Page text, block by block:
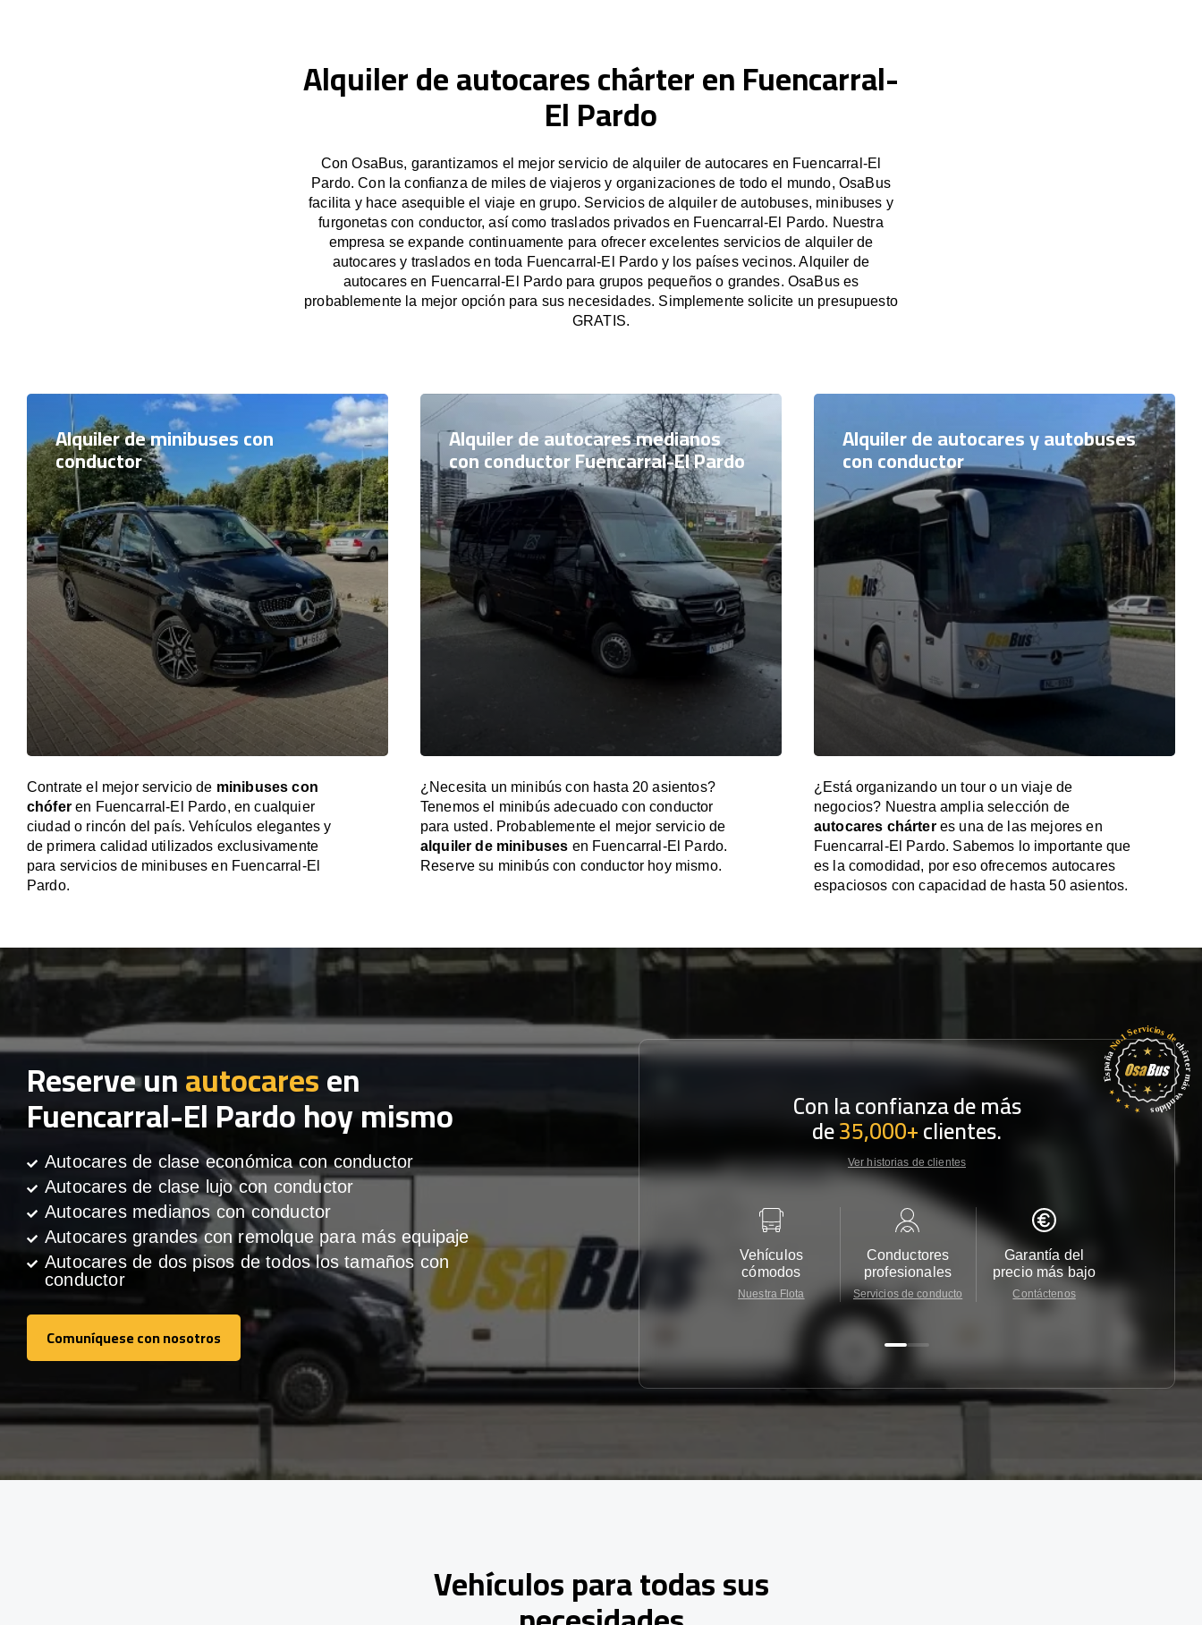
Alquiler de autocares chárter en Fuencarral-
El Pardo
Con OsaBus, garantizamos el mejor servicio de alquiler de autocares en Fuencarral-El
Pardo. Con la confianza de miles de viajeros y organizaciones de todo el mundo, OsaBus
facilita y hace asequible el viaje en grupo. Servicios de alquiler de autobuses, minibuses y
furgonetas con conductor, así como traslados privados en Fuencarral-El Pardo. Nuestra
empresa se expande continuamente para ofrecer excelentes servicios de alquiler de
autocares y traslados en toda Fuencarral-El Pardo y los países vecinos. Alquiler de
autocares en Fuencarral-El Pardo para grupos pequeños o grandes. OsaBus es
probablemente la mejor opción para sus necesidades. Simplemente solicite un presupuesto
GRATIS.
Alquiler de minibuses con
conductor
Contrate el mejor servicio de minibuses con
chóferen Fuencarral-El Pardo, en cualquier
ciudad o rincón del país. Vehículos elegantes y
de primera calidad utilizados exclusivamente
para servicios de minibuses en Fuencarral-El
Pardo.
Alquiler de autocares medianos
con conductor Fuencarral-El Pardo
¿Necesita un minibús con hasta 20 asientos?
Tenemos el minibús adecuado con conductor
para usted. Probablemente el mejor servicio de
alquiler de minibuses en Fuencarral-El Pardo.
Reserve su minibús con conductor hoy mismo.
Alquiler de autocares y autobuses
con conductor
¿Está organizando un tour o un viaje de
negocios? Nuestra amplia selección de
autocares chárteres una de las mejores en
Fuencarral-El Pardo. Sabemos lo importante que
es la comodidad, por eso ofrecemos autocares
espaciosos con capacidad de hasta 50 asientos.
Reserve unautocaresen
Fuencarral-El Pardo hoy mismo
Autocares de clase económica con conductor
Autocares de clase lujo con conductor
Autocares medianos con conductor
Autocares grandes con remolque para más equipaje
Autocares de dos pisos de todos los tamaños con
conductor
Comuníquese con nosotros
Comuníquese con nosotros
Con la confianza de más
de35,000+clientes.
Ver historias de clientes
Vehículos
cómodos
Nuestra Flota
Conductores
profesionales
Servicios de conducto
Garantía del
precio más bajo
Contáctenos
Vehículos para todas sus